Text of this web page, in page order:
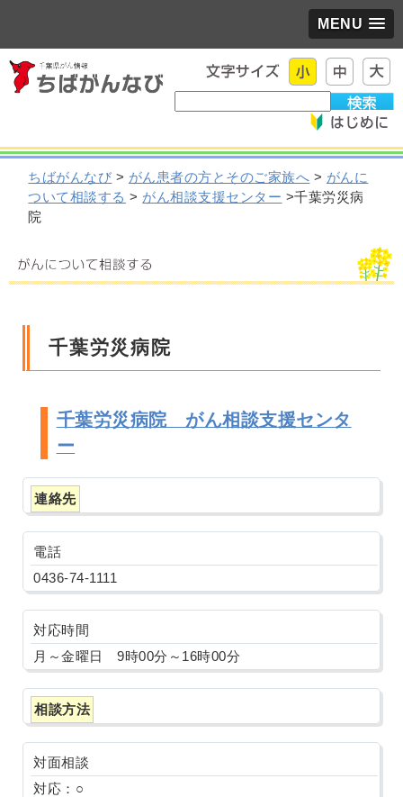
MENU
ちばがんなび > がん患者の方とそのご家族へ > がんに
ついて相談する > がん相談支援センター >千葉労災病
院
千葉労災病院
千葉労災病院 がん相談支援センタ
ー
連絡先
電話
0436-74-1111
対応時間
月～金曜日 9時00分～16時00分
相談方法
対面相談
対応：○